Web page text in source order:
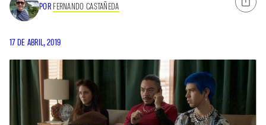
POR FERNANDO CASTAÑEDA
17 DE ABRIL, 2019